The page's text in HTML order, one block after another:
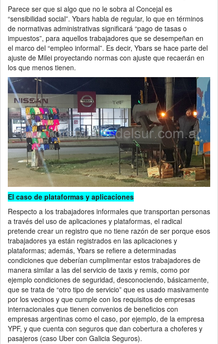
Parece ser que si algo que no le sobra al Concejal es
“sensibilidad social”. Ybars habla de regular, lo que en términos
de normativas administrativas significará “pago de tasas o
impuestos”, para aquellos trabajadores que se desempeñan en
el marco del “empleo informal”. Es decir, Ybars se hace parte del
ajuste de Milei proyectando normas con ajuste que recaerán en
los que menos tienen.
El caso de plataformas y aplicaciones
Respecto a los trabajadores informales que transportan personas
a través del uso de aplicaciones y plataformas, el radical
pretende crear un registro que no tiene razón de ser porque esos
trabajadores ya están registrados en las aplicaciones y
plataformas; además, Ybars se refiere a determinadas
condiciones que deberían cumplimentar estos trabajadores de
manera similar a las del servicio de taxis y remis, como por
ejemplo condiciones de seguridad, desconociendo, básicamente,
que se trata de “otro tipo de servicio” que es usado masivamente
por los vecinos y que cumple con los requisitos de empresas
internacionales que tienen convenios de beneficios con
empresas argentinas como el caso, por ejemplo, de la empresa
YPF, y que cuenta con seguros que dan cobertura a choferes y
pasajeros (caso Uber con Galicia Seguros).